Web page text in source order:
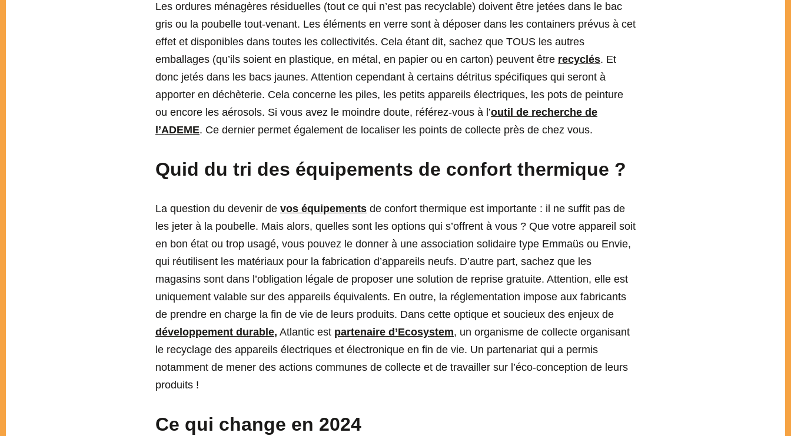
Les ordures ménagères résiduelles (tout ce qui n’est pas recyclable) doivent être jetées dans le bac
gris ou la poubelle tout-venant. Les éléments en verre sont à déposer dans les containers prévus à cet
effet et disponibles dans toutes les collectivités. Cela étant dit, sachez que TOUS les autres
emballages (qu’ils soient en plastique, en métal, en papier ou en carton) peuvent être recyclés. Et
donc jetés dans les bacs jaunes. Attention cependant à certains détritus spécifiques qui seront à
apporter en déchèterie. Cela concerne les piles, les petits appareils électriques, les pots de peinture
ou encore les aérosols. Si vous avez le moindre doute, référez-vous à l’outil de recherche de
l’ADEME. Ce dernier permet également de localiser les points de collecte près de chez vous.
Quid du tri des équipements de confort thermique ?
La question du devenir de vos équipements de confort thermique est importante : il ne suffit pas de
les jeter à la poubelle. Mais alors, quelles sont les options qui s’offrent à vous ? Que votre appareil soit
en bon état ou trop usagé, vous pouvez le donner à une association solidaire type Emmaüs ou Envie,
qui réutilisent les matériaux pour la fabrication d’appareils neufs. D’autre part, sachez que les
magasins sont dans l’obligation légale de proposer une solution de reprise gratuite. Attention, elle est
uniquement valable sur des appareils équivalents. En outre, la réglementation impose aux fabricants
de prendre en charge la fin de vie de leurs produits. Dans cette optique et soucieux des enjeux de
développement durable, Atlantic est partenaire d’Ecosystem, un organisme de collecte organisant
le recyclage des appareils électriques et électronique en fin de vie. Un partenariat qui a permis
notamment de mener des actions communes de collecte et de travailler sur l’éco-conception de leurs
produits !
Ce qui change en 2024